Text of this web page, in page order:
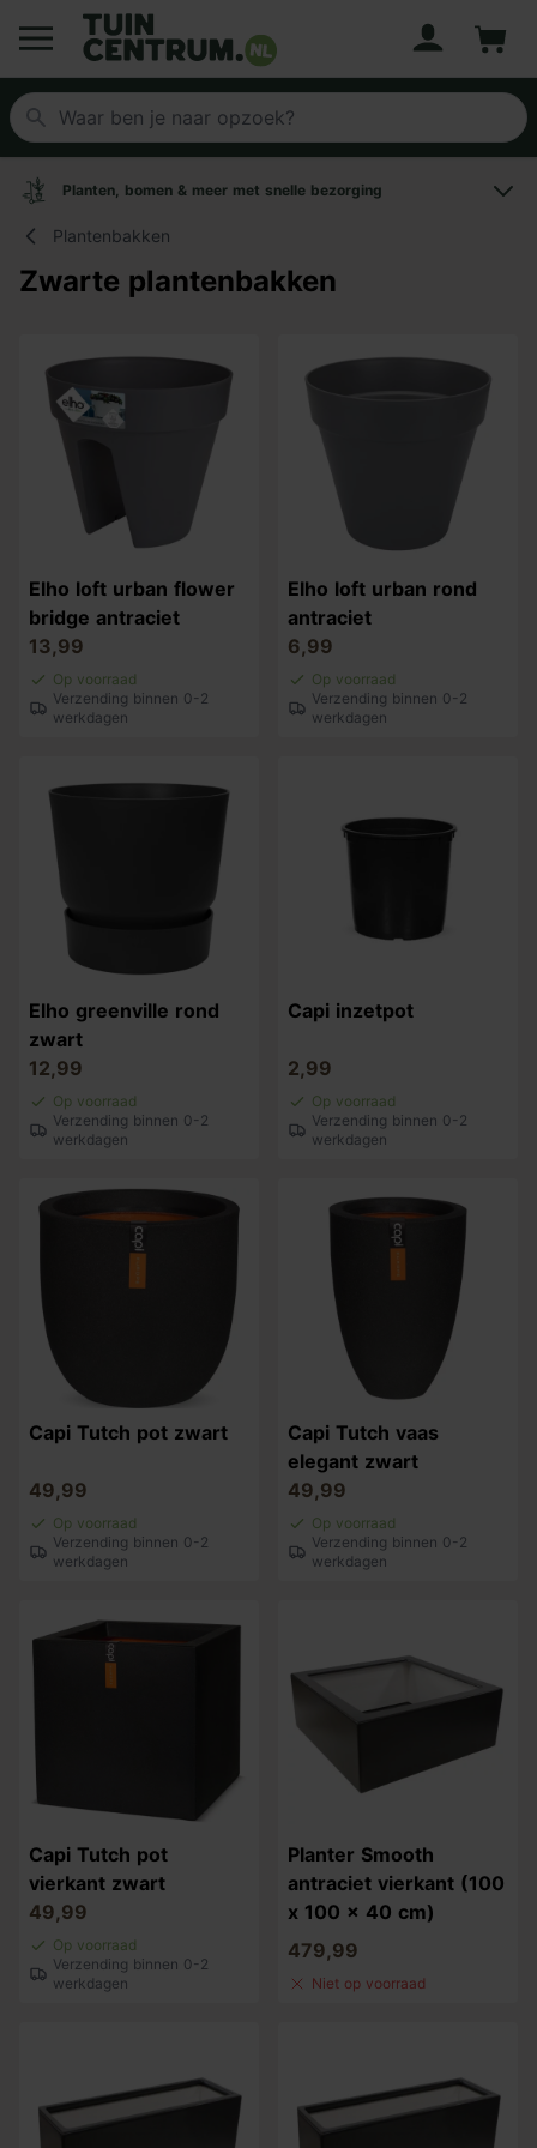
Logo Tuincentrum.nl
Planten, bomen & meer met snelle bezorging
Plantenbakken
Zwarte plantenbakken
Elho loft urban flower
bridge antraciet
13,99
Op voorraad
Verzending binnen 0-2
werkdagen
Elho loft urban rond
antraciet
6,99
Op voorraad
Verzending binnen 0-2
werkdagen
Elho greenville rond
zwart
12,99
Op voorraad
Verzending binnen 0-2
werkdagen
Capi inzetpot
2,99
Op voorraad
Verzending binnen 0-2
werkdagen
Capi Tutch pot zwart
49,99
Op voorraad
Verzending binnen 0-2
werkdagen
Capi Tutch vaas
elegant zwart
49,99
Op voorraad
Verzending binnen 0-2
werkdagen
Capi Tutch pot
vierkant zwart
49,99
Op voorraad
Verzending binnen 0-2
werkdagen
Planter Smooth
antraciet vierkant (100
x 100 x 40 cm)
479,99
Niet op voorraad